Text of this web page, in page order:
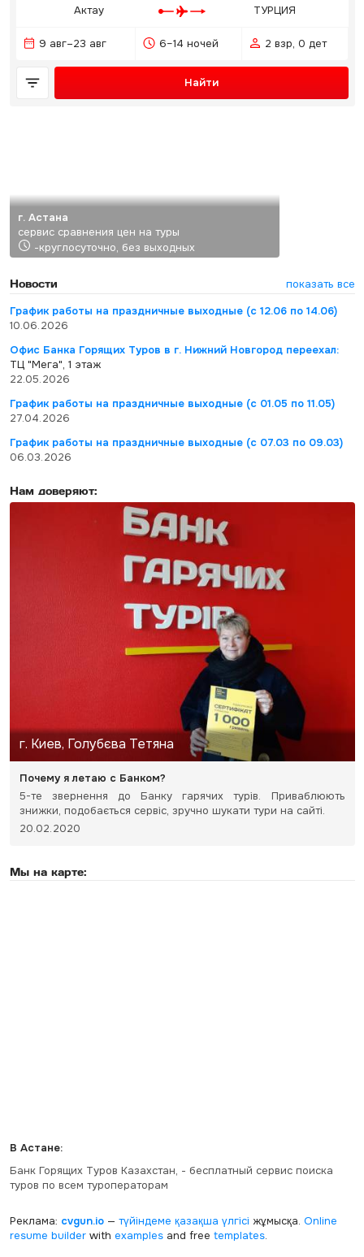
Актау ТУРЦИЯ
9 авг–23 авг 6–14 ночей 2 взр, 0 дет
Найти
г. Астана
сервис сравнения цен на туры
-круглосуточно, без выходных
Новости
показать все
График работы на праздничные выходные (с 12.06 по 14.06)
10.06.2026
Офис Банка Горящих Туров в г. Нижний Новгород переехал:
ТЦ "Мега", 1 этаж
22.05.2026
График работы на праздничные выходные (с 01.05 по 11.05)
27.04.2026
График работы на праздничные выходные (с 07.03 по 09.03)
06.03.2026
Нам доверяют:
г. Киев, Голубєва Тетяна
Почему я летаю с Банком?
5-те звернення до Банку гарячих турів. Приваблюють
знижки, подобається сервіс, зручно шукати тури на сайті.
20.02.2020
Мы на карте:
В Астане:
Банк Горящих Туров Казахстан, - бесплатный сервис поиска
туров по всем туроператорам
Реклама: cvgun.io— түйіндеме қазақша үлгісі жұмысқа. Online
resume builderwith examplesand free templates.